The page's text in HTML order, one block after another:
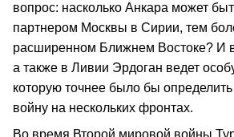
вопрос: насколько Анкара может
партнером Москвы в Сирии, тем
расширенном Ближнем Востоке? И
а также в Ливии Эрдоган ведет
которую точнее было бы определить
войну на нескольких фронтах.
Во время Второй мировой войны